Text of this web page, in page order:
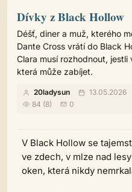
Dívky z Black Hollow
Déšť, diner a muž, kterého
Dante Cross vrátí do Black
Clara musí rozhodnout,
která může zabíjet.
20ladysun 13.05.2026
84 (8)
0
V Black Hollow se
ve zdech, v mlze nad
oken, která nikdy